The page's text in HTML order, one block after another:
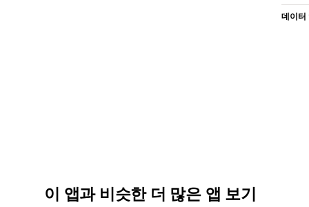
데이터
이 앱과 비슷한 더 많은 앱 보기